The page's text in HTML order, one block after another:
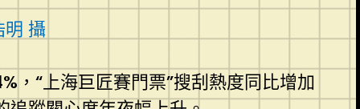
明 攝
，“上海巨匠賽門票”搜刮熱度同比增加